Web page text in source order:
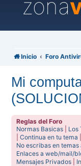
zona
Inicio Foro
Mi
Reglas del Foro
Normas Basicas
Los
|Continua en tu tema
No escribas en temas
Enlaces a web/mail/
Mensajes Privados